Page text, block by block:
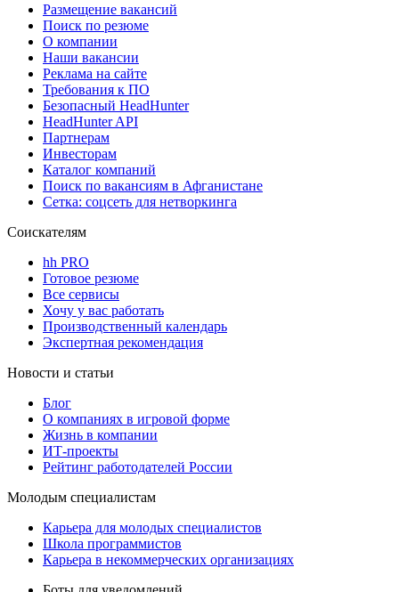
Размещение вакансий
Поиск по резюме
О компании
Наши вакансии
Реклама на сайте
Требования к ПО
Безопасный HeadHunter
HeadHunter API
Партнерам
Инвесторам
Каталог компаний
Поиск по вакансиям в Афганистане
Сетка: соцсеть для нетворкинга
Соискателям
hh PRO
Готовое резюме
Все сервисы
Хочу у вас работать
Производственный календарь
Экспертная рекомендация
Новости и статьи
Блог
О компаниях в игровой форме
Жизнь в компании
ИТ-проекты
Рейтинг работодателей России
Молодым специалистам
Карьера для молодых специалистов
Школа программистов
Карьера в некоммерческих организациях